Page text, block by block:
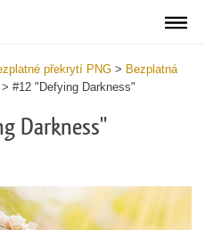
překrytí PNG > Bezplatná
> #12 "Defying Darkness"
Darkness"